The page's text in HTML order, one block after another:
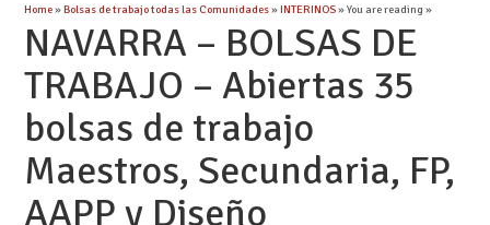
Home»Bolsas de trabajo todas las Comunidades»INTERINOS» You are reading »
NAVARRA – BOLSAS DE
TRABAJO – Abiertas 35
bolsas de trabajo
Maestros, Secundaria, FP,
AAPP y Diseño